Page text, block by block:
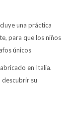
una práctica
para que los niños
únicos
en Italia.
su